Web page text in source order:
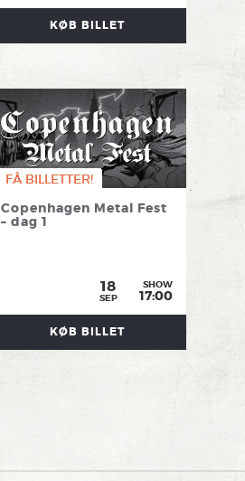
KØB BILLET
FÅ BILLETTER!
Copenhagen Metal Fest
– dag 1
18
SEP
SHOW
17:00
KØB BILLET